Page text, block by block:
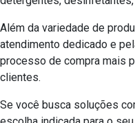
Além da variedade de
atendimento dedicado e
processo de compra mais
clientes.
Se você busca soluções